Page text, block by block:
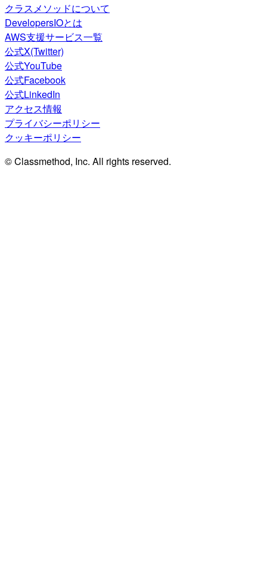
クラスメソッドについて
DevelopersIOとは
AWS支援サービス一覧
公式X(Twitter)
公式YouTube
公式Facebook
公式LinkedIn
アクセス情報
プライバシーポリシー
クッキーポリシー
© Classmethod, Inc. All rights reserved.